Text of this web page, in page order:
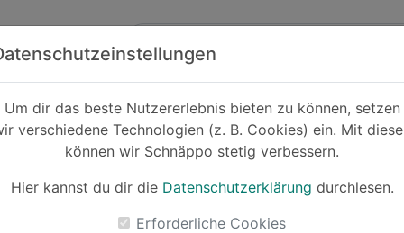
Um dir das beste Nutzererlebnis bieten zu können, setzen
verschiedene Technologien (z. B. Cookies) ein. Mit
können wir Schnäppo stetig verbessern.
Hier kannst du dir die Datenschutzerklärung durchlesen.
Erforderliche Cookies
Cashback
-40%
FlexiSpot